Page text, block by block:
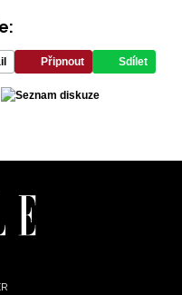
Připnout Sdílet